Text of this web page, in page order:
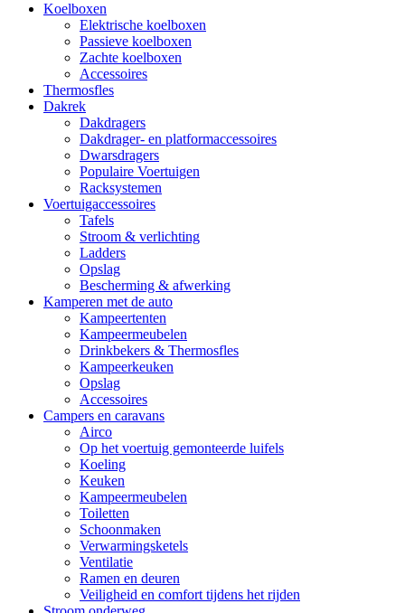
Koelboxen
Elektrische koelboxen
Passieve koelboxen
Zachte koelboxen
Accessoires
Thermosfles
Dakrek
Dakdragers
Dakdrager- en platformaccessoires
Dwarsdragers
Populaire Voertuigen
Racksystemen
Voertuigaccessoires
Tafels
Stroom & verlichting
Ladders
Opslag
Bescherming & afwerking
Kamperen met de auto
Kampeertenten
Kampeermeubelen
Drinkbekers & Thermosfles
Kampeerkeuken
Opslag
Accessoires
Campers en caravans
Airco
Op het voertuig gemonteerde luifels
Koeling
Keuken
Kampeermeubelen
Toiletten
Schoonmaken
Verwarmingsketels
Ventilatie
Ramen en deuren
Veiligheid en comfort tijdens het rijden